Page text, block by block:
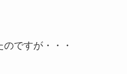
ですが・・・